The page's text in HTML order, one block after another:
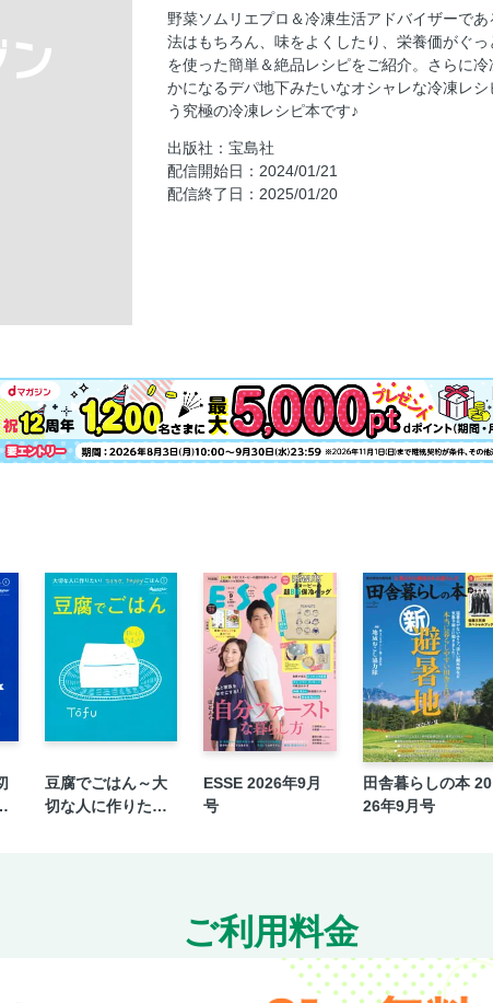
そろえておきたい 基本の冷凍グッズ
料理をはじめる前にCHECK！ 本書の活
Part 1 感動テク盛りだくさん！ 食材別
トマト／ミニトマト
ピーマン／パプリカ
大根
にんじん／ごぼう
れんこん／じゃがいも
チンゲン菜 ／枝豆
ゴーヤー／とうもろこし
しょうが／ししとう／パセリ／ハーブ（
column 1 野菜のお悩みはコレで解決！
Part 2 冷凍野菜を使ってパパッと！ 食
豚ヒレとなすの酢豚風
なすとエビのタイ風サラダ／なすのミョウ
照り焼きチキンのサジキソース
ミニトマトとあさりのブイヤベース
ミニトマトのガーリックトースト／ミニト
肉詰めピーマン
野菜ソムリエプロ＆冷凍生活アドバイザーで
法はもちろん、味をよくしたり、栄養価がぐ
を使った簡単＆絶品レシピをご紹介。さらに
かになるデパ地下みたいなオシャレな冷凍レ
う究極の冷凍レシピ本です♪
出版社：宝島社
配信開始日：2024/01/21
配信終了日：2025/01/20
豆腐でごはん～大
切な人に作りた
ESSE 2026年9月
号
田舎暮らしの本 20
26年9月号
ご利用料金